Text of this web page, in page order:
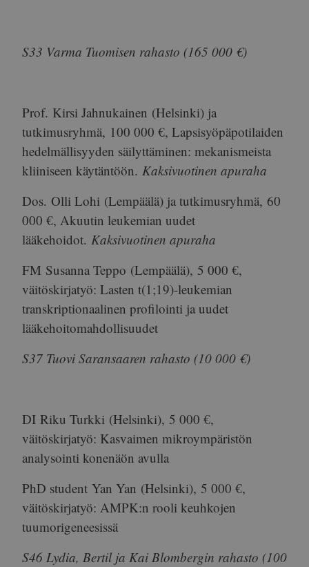
S33 Varma Tuomisen rahasto (165 000 €)
Prof. Kirsi Jahnukainen (Helsinki) ja
tutkimusryhmä, 100 000 €, Lapsisyöpäpotilaiden
hedelmällisyyden säilyttäminen: mekanismeista
kliiniseen käytäntöön. Kaksivuotinen apuraha
Dos. Olli Lohi (Lempäälä) ja tutkimusryhmä, 60
000 €, Akuutin leukemian uudet
lääkehoidot. Kaksivuotinen apuraha
FM Susanna Teppo (Lempäälä), 5 000 €,
väitöskirjatyö: Lasten t(1;19)-leukemian
transkriptionaalinen profilointi ja uudet
lääkehoitomahdollisuudet
S37 Tuovi Saransaaren rahasto (10 000 €)
DI Riku Turkki (Helsinki), 5 000 €,
väitöskirjatyö: Kasvaimen mikroympäristön
analysointi konenäön avulla
PhD student Yan Yan (Helsinki), 5 000 €,
väitöskirjatyö: AMPK:n rooli keuhkojen
tuumorigeneesissä
S46 Lydia, Bertil ja Kai Blombergin rahasto (100